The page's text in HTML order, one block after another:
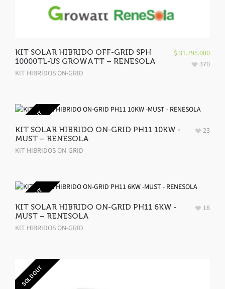
KIT SOLAR HIBRIDO OFF-GRID SPH
10000TL-US GROWATT – RENESOLA
KIT HIBRIDOS ON-GRID
$ 31.795.000
370
SOLD OUT
KIT SOLAR HIBRIDO ON-GRID PH11 10KW -
MUST – RENESOLA
KIT HIBRIDOS ON-GRID
23
SOLD OUT
KIT SOLAR HIBRIDO ON-GRID PH11 6KW -
MUST – RENESOLA
KIT HIBRIDOS ON-GRID
18
SOLD OUT